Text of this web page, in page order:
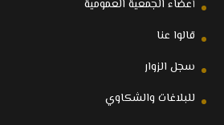
أعضاء الجمعية العمومية
قالوا عنا
سجل الزوار
للبلاغات والشكاوي